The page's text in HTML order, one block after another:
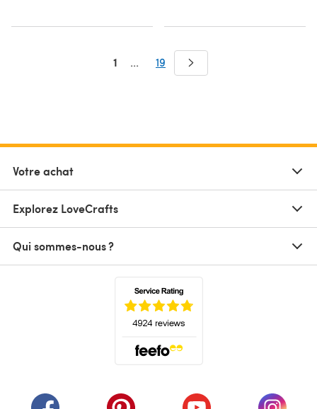
1 ... 19
Votre achat
Explorez LoveCrafts
Qui sommes-nous ?
(s'ouvre dans un nouvel onglet)
(s'ouvre dans un nouvel onglet)
(s'ouvre dans un(s'ouvre